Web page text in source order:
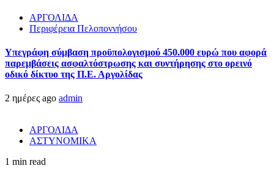
ΑΡΓΟΛΙΔΑ
Περιφέρεια Πελοποννήσου
Υπεγράφη σύμβαση προϋπολογισμού 450.000 ευρώ που αφορά
παρεμβάσεις ασφαλτόστρωσης και συντήρησης στο ορεινό
οδικό δίκτυο της Π.Ε. Αργολίδας
2 ημέρες ago admin
ΑΡΓΟΛΙΔΑ
ΑΣΤΥΝΟΜΙΚΑ
1 min read